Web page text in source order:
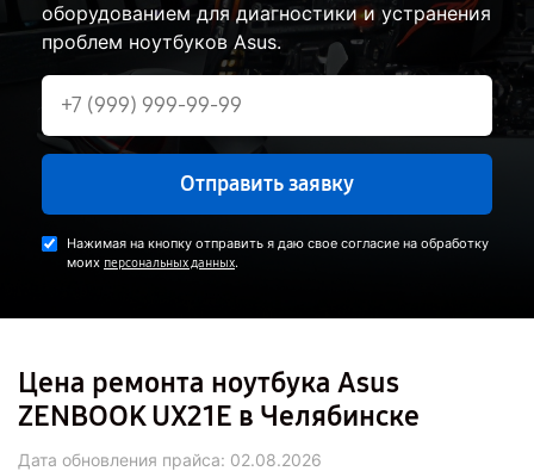
оборудованием для диагностики и устранения
проблем ноутбуков Asus.
Отправить заявку
Нажимая на кнопку отправить я даю свое согласие на обработку
моих персональных данных.
Цена ремонта ноутбука Asus
ZENBOOK UX21E в Челябинске
Дата обновления прайса: 02.08.2026